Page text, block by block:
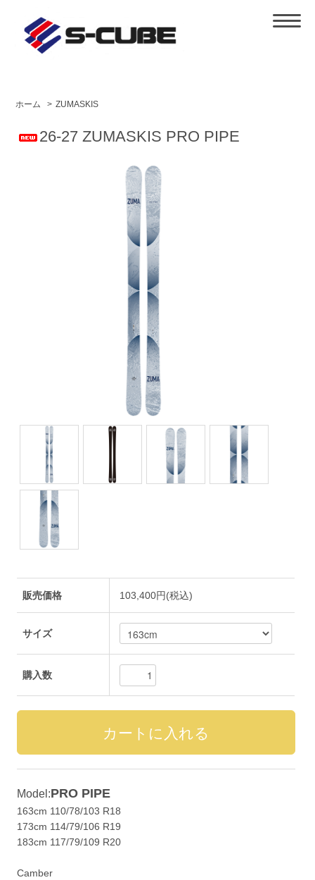
ホーム > ZUMASKIS
26-27 ZUMASKIS PRO PIPE
販売価格 103,400円(税込)
サイズ
購入数
Model:PRO PIPE
163cm 110/78/103 R18
173cm 114/79/106 R19
183cm 117/79/109 R20
Camber